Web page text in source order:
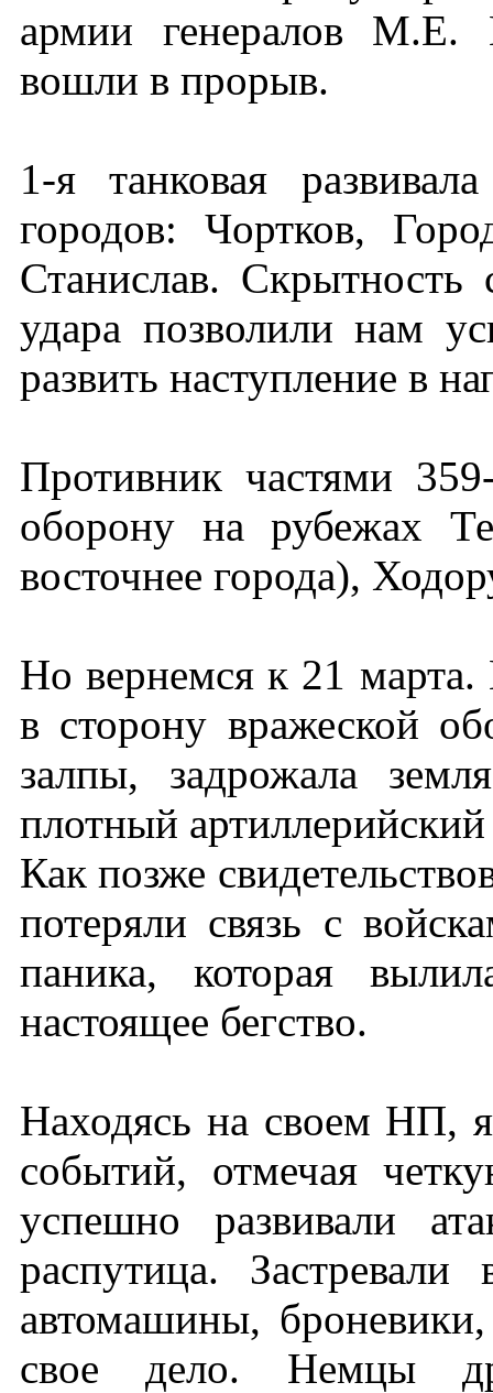
армии генералов
вошли в прорыв.
1-я танковая
городов: Чортков,
Станислав. Скрытность
удара позволили нам
развить наступление в
Противник частями
оборону на рубежах
восточнее города),
Но вернемся к 21 марта.
в сторону вражеской
залпы, задрожала
плотный
Как позже
потеряли связь с
паника, которая
настоящее бегство.
Находясь на своем НП,
событий, отмечая
успешно развивали
распутица.
автомашины,
свое дело. Немцы